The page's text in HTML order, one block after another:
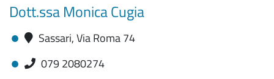
Dott.ssa Monica Cugia
Sassari, Via Roma 74
079 2080274